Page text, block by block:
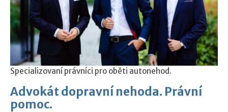
Specializovaní právníci pro oběti autonehod.
Advokát dopravní nehoda. Právní
pomoc.